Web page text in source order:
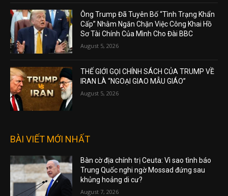
Ông Trump Đã Tuyên Bố “Tình Trạng Khẩn
Cấp” Nhằm Ngăn Chặn Việc Công Khai Hồ
Sơ Tài Chính Của Mình Cho Đài BBC
August 5, 2026
THẾ GIỚI GỌI CHÍNH SÁCH CỦA TRUMP VỀ
IRAN LÀ “NGOẠI GIAO MẪU GIÁO”
August 5, 2026
BÀI VIẾT MỚI NHẤT
Bàn cờ địa chính trị Ceuta: Vì sao tình báo
Trung Quốc nghi ngờ Mossad đứng sau
khủng hoảng di cư?
August 7, 2026